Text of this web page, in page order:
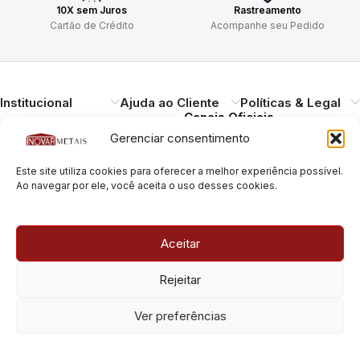
Gerenciar consentimento
Este site utiliza cookies para oferecer a melhor experiência possível.
Ao navegar por ele, você aceita o uso desses cookies.
Aceitar
Rejeitar
Ver preferências
10X sem Juros
Cartão de Crédito
Rastreamento
Acompanhe seu Pedido
Institucional Ajuda ao Cliente Políticas & Legal
Entregando qualidade,
durabilidade e design.
Estamos à disposição.
São Paulo/SP – CEP: 05424-
São Paulo/SP – CEP: 05424-
Canais Oficiais
Pague com Segurança